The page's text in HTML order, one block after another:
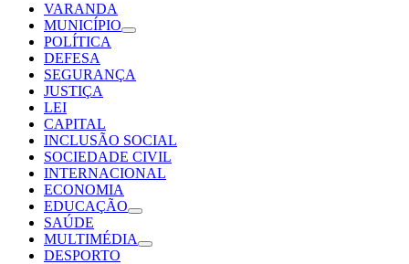
VARANDA
MUNICÍPIO
POLÍTICA
DEFESA
SEGURANÇA
JUSTIÇA
LEI
CAPITAL
INCLUSÃO SOCIAL
SOCIEDADE CIVIL
INTERNACIONAL
ECONOMIA
EDUCAÇÃO
SAÚDE
MULTIMÉDIA
DESPORTO